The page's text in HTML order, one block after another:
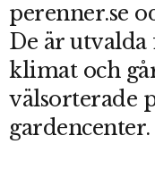
perenner.se
De är utvalda
klimat och
välsorterade
gardencenter.